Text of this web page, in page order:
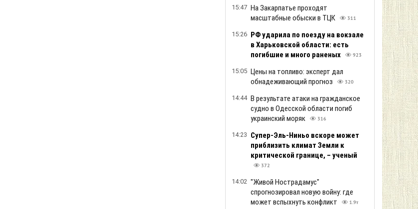
15:47 На Закарпатье проходят
масштабные обыски в ТЦК
311
15:26 РФ ударила по поезду на вокзале
в Харьковской области: есть
погибшие и много раненых
923
15:05 Цены на топливо: эксперт дал
обнадеживающий прогноз
320
14:44 В результате атаки на гражданское
судно в Одесской области погиб
украинский моряк
316
14:23 Супер-Эль-Ниньо вскоре может
приблизить климат Земли к
критической границе, – ученый
372
14:02 "Живой Нострадамус"
спрогнозировал новую войну: где
может вспыхнуть конфликт
1.9т